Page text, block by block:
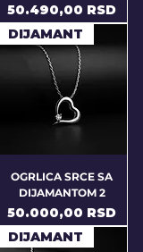
Price
50.490,00 RSD
DIJAMANT
OGRLICA SRCE SA
DIJAMANTOM 2
Price
50.000,00 RSD
DIJAMANT